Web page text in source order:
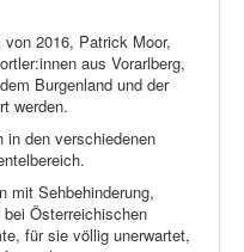
2016, Patrick Moor,
aus Vorarlberg,
Burgenland und der
werden.
in den verschiedenen
mit Sehbehinderung,
Österreichischen
für sie völlig unerwartet,